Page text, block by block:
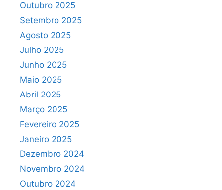
Outubro 2025
Setembro 2025
Agosto 2025
Julho 2025
Junho 2025
Maio 2025
Abril 2025
Março 2025
Fevereiro 2025
Janeiro 2025
Dezembro 2024
Novembro 2024
Outubro 2024